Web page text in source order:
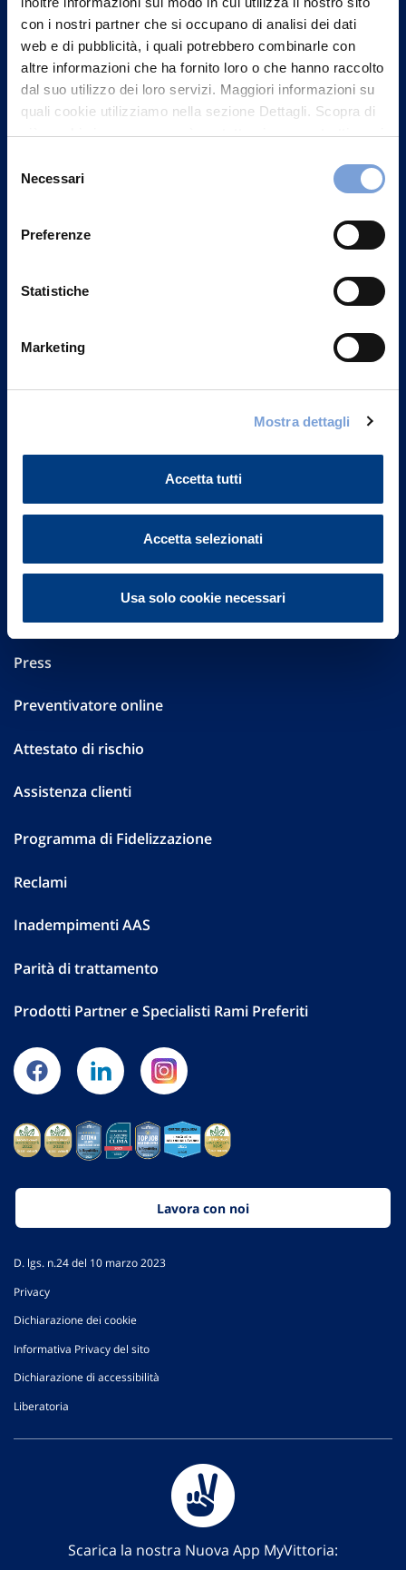
con i nostri partner che si occupano di analisi dei dati
web e di pubblicità, i quali potrebbero combinarle con
altre informazioni che ha fornito loro o che hanno raccolto
dal suo utilizzo dei loro servizi. Maggiori informazioni su
quali cookie utilizziamo nella sezione Dettagli. Scopra di
più su chi siamo, come può contattarci e come trattiamo i
può trovare nel footer del sito nella sezione "Informativa
delNecessari
Preferenze
Statistiche
Marketing
Mostra dettagli
Accetta tutti
Accetta selezionati
Usa solo cookie necessari
Contattaci
Vittoria Assicurazioni S.p.A.
Part. IVA 01329510158
Sostenibilità
Performances
Press
Preventivatore online
Attestato di rischio
Assistenza clienti
Programma di Fidelizzazione
Reclami
Inadempimenti AAS
Parità di trattamento
Prodotti Partner e Specialisti Rami Preferiti
Lavora con noi
D. lgs. n.24 del 10 marzo 2023
Privacy
Dichiarazione dei cookie
Informativa Privacy del sito
Dichiarazione di accessibilità
Liberatoria
Scarica la nostra Nuova App MyVittoria: